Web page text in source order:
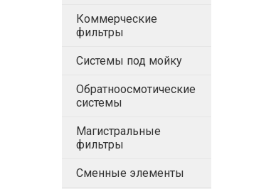
Коммерческие
фильтры
Системы под мойку
Обратноосмотические
системы
Магистральные
фильтры
Сменные элементы